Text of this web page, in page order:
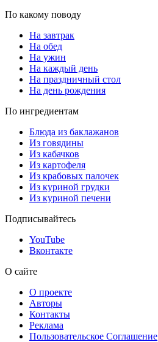
По какому поводу
На завтрак
На обед
На ужин
На каждый день
На праздничный стол
На день рождения
По ингредиентам
Блюда из баклажанов
Из говядины
Из кабачков
Из картофеля
Из крабовых палочек
Из куриной грудки
Из куриной печени
Подписывайтесь
YouTube
Вконтакте
О сайте
О проекте
Авторы
Контакты
Реклама
Пользовательское Соглашение